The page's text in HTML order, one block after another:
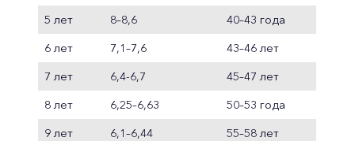
5 лет 8–8,6
40–43 года
6 лет
7,1–7,6
43–46 лет
7 лет
6,4-6,7
45–47 лет
8 лет
6,25–6,63
50–53 года
9 лет
6,1–6,44
55–58 лет